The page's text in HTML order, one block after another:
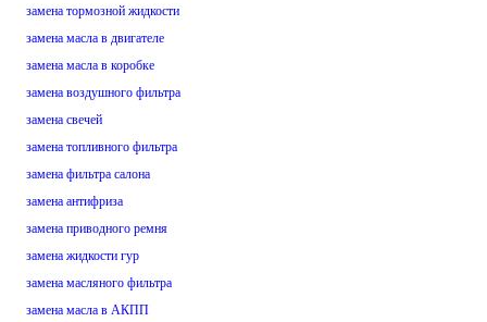
замена тормозной жидкости
замена масла в двигателе
замена масла в коробке
замена воздушного фильтра
замена свечей
замена топливного фильтра
замена фильтра салона
замена антифриза
замена приводного ремня
замена жидкости гур
замена масляного фильтра
замена масла в АКПП